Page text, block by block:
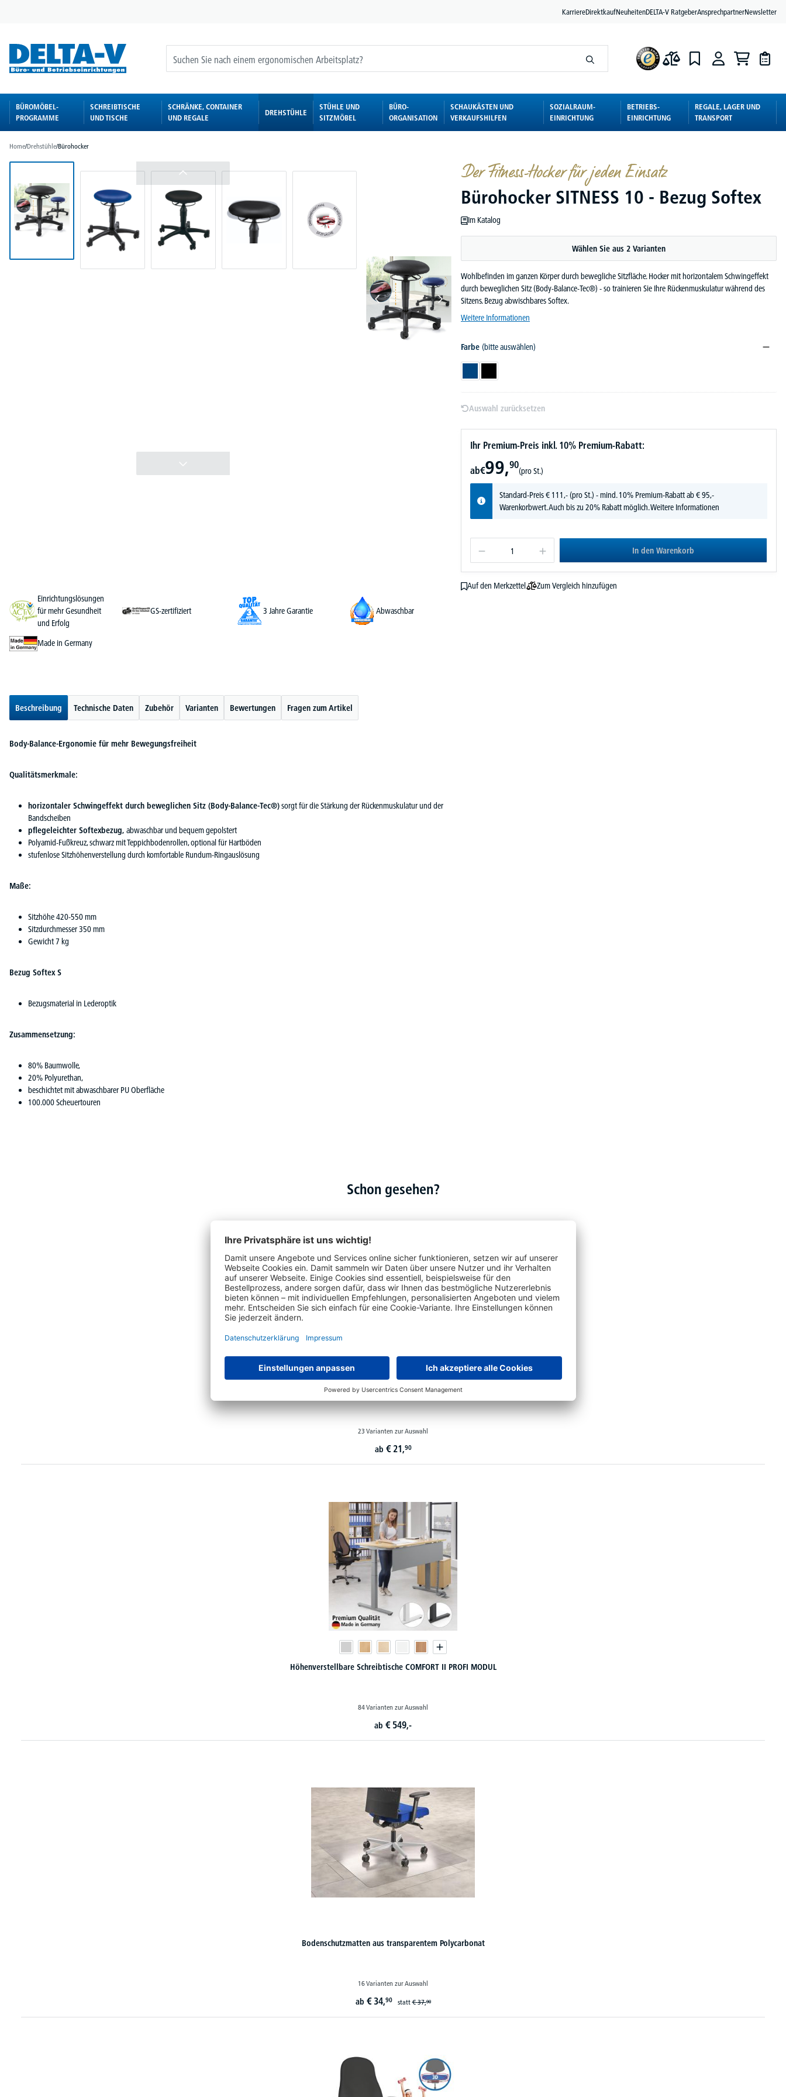
KarriereDirektkaufNeuheitenDELTA-V RatgeberAnsprechpartnerNewsletter
BÜROMÖBEL-
PROGRAMME
SCHREIBTISCHE
UND TISCHE
SCHRÄNKE, CONTAINER
UND REGALE
DREHSTÜHLE
STÜHLE UND
SITZMÖBEL
BÜRO-
ORGANISATION
SCHAUKÄSTEN UND
VERKAUFSHILFEN
SOZIALRAUM-
EINRICHTUNG
BETRIEBS-
EINRICHTUNG
REGALE, LAGER UND
TRANSPORT
Home/Drehstühle/Bürohocker
Der Fitness-Hocker für jeden Einsatz
Bürohocker SITNESS 10 - Bezug Softex
Im Katalog
Wählen Sie aus 2 Varianten
Wohlbefinden im ganzen Körper durch bewegliche Sitzfläche. Hocker mit horizontalem Schwingeffekt
durch beweglichen Sitz (Body-Balance-Tec®) - so trainieren Sie Ihre Rückenmuskulatur während des
Sitzens. Bezug abwischbares Softex.
Weitere Informationen
Farbe (bitte auswählen)
Auswahl zurücksetzen
Ihr Premium-Preis inkl. 10% Premium-Rabatt:
ab€99,90
(pro St.)
Standard-Preis€ 111,-(pro St.) - mind. 10% Premium-Rabatt ab € 95,-
Warenkorbwert. Auch bis zu 20% Rabatt möglich.Weitere Informationen
In den Warenkorb
Auf den Merkzettel
Zum Vergleich hinzufügen
Einrichtungslösungen
für mehr Gesundheit
und Erfolg
GS-zertifiziert 3 Jahre Garantie Abwaschbar
Made in Germany
Beschreibung Technische Daten Zubehör Varianten Bewertungen Fragen zum Artikel
Body-Balance-Ergonomie für mehr Bewegungsfreiheit
Qualitätsmerkmale:
horizontaler Schwingeffekt durch beweglichen Sitz (Body-Balance-Tec®)sorgt für die Stärkung der Rückenmuskulatur und der
Bandscheiben
pflegeleichter Softexbezug, abwaschbar und bequem gepolstert
Polyamid-Fußkreuz, schwarz mit Teppichbodenrollen, optional für Hartböden
stufenlose Sitzhöhenverstellung durch komfortable Rundum-Ringauslösung
Maße:
Sitzhöhe 420-550 mm
Sitzdurchmesser 350 mm
Gewicht 7 kg
Bezug Softex S
Bezugsmaterial in Lederoptik
Zusammensetzung:
80% Baumwolle,
20% Polyurethan,
beschichtet mit abwaschbarer PU Oberfläche
100.000 Scheuertouren
Schon gesehen?
Bodenschutzmatten aus transparentem PET
23 Varianten zur Auswahl
ab € 21,90
Höhenverstellbare Schreibtische COMFORT II PROFI MODUL
84 Varianten zur Auswahl
ab € 549,-
Bodenschutzmatten aus transparentem Polycarbonat
16 Varianten zur Auswahl
ab € 34,90 statt€ 37,90